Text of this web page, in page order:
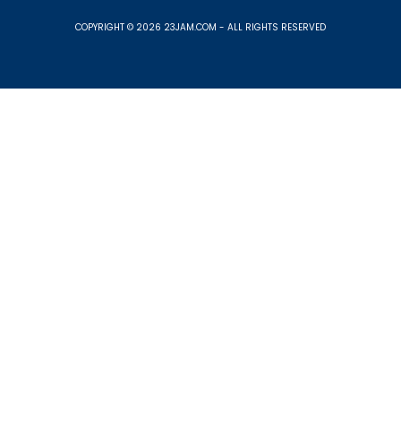
COPYRIGHT © 2026 23JAM.COM - ALL RIGHTS RESERVED